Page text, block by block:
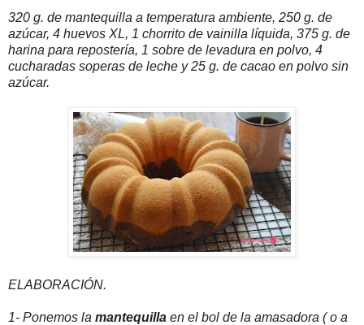
320 g. de mantequilla a temperatura ambiente, 250 g. de
azúcar, 4 huevos XL, 1 chorrito de vainilla líquida, 375 g. de
harina para repostería, 1 sobre de levadura en polvo, 4
cucharadas soperas de leche y 25 g. de cacao en polvo sin
azúcar.
ELABORACIÓN.
1- Ponemos la mantequilla en el bol de la amasadora ( o a